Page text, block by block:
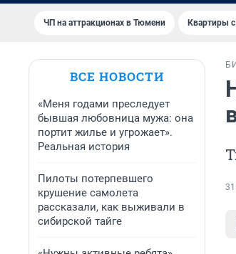
ЧП на аттракционах в Тюмени Квартиры
ВСЕ НОВОСТИ
«Меня годами преследует
бывшая любовница мужа: она
портит жилье и угрожает».
Реальная история
Пилоты потерпевшего
крушение самолета
рассказали, как выживали в
сибирской тайге